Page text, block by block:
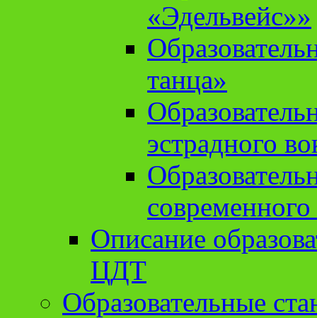
«Эдельвейс»»
танца»
эстрадного
Описание
ЦДТ
Образовательные